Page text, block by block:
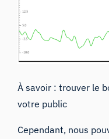
À savoir : trouver le
votre public
Cependant, nous